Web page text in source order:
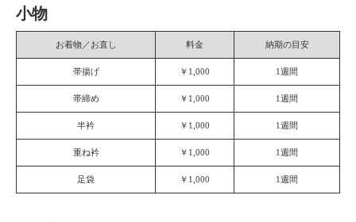
小物
お着物／お直し 料金 納期の目安
帯揚げ ￥1,000 1週間
帯締め ￥1,000 1週間
半衿 ￥1,000 1週間
重ね衿 ￥1,000 1週間
足袋 ￥1,000 1週間